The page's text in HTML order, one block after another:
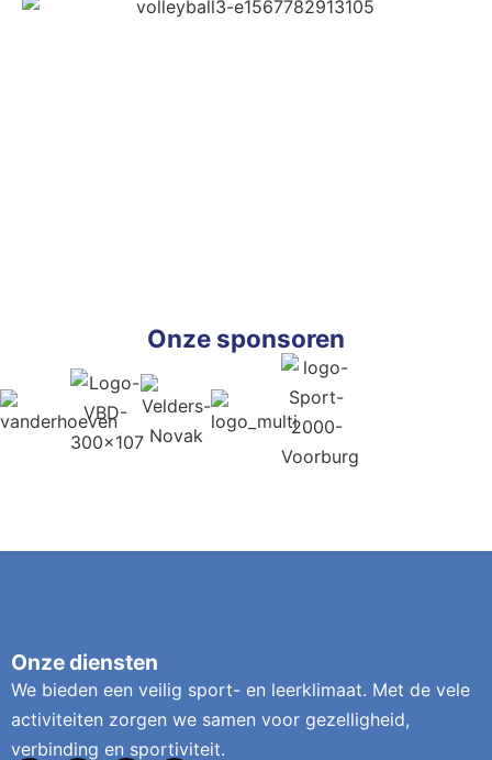
Onze sponsoren
Onze diensten
We bieden een veilig sport- en leerklimaat. Met de vele
activiteiten zorgen we samen voor gezelligheid,
verbinding en sportiviteit.